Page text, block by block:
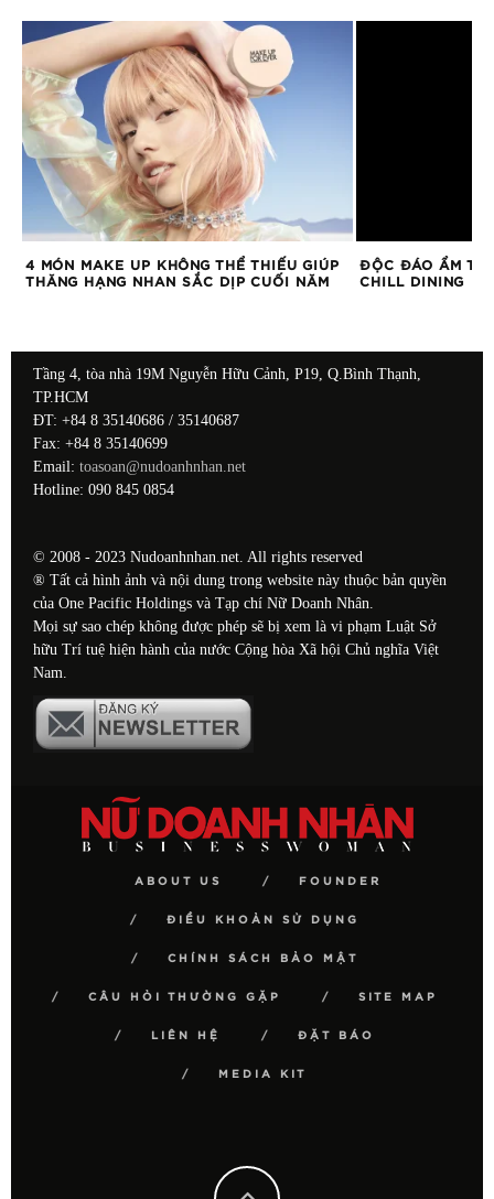
4 MÓN MAKE UP KHÔNG THỂ THIẾU GIÚP
THĂNG HẠNG NHAN SẮC DỊP CUỐI NĂM
ĐỘC ĐÁO ẨM
CHILL DINING
Tầng 4, tòa nhà 19M Nguyễn Hữu Cảnh, P19, Q.Bình Thạnh,
TP.HCM
ĐT: +84 8 35140686 / 35140687
Fax: +84 8 35140699
Email: toasoan@nudoanhnhan.net
Hotline: 090 845 0854
© 2008 - 2023 Nudoanhnhan.net. All rights reserved
® Tất cả hình ảnh và nội dung trong website này thuộc bản quyền
của One Pacific Holdings và Tạp chí Nữ Doanh Nhân.
Mọi sự sao chép không được phép sẽ bị xem là vi phạm Luật Sở
hữu Trí tuệ hiện hành của nước Cộng hòa Xã hội Chủ nghĩa Việt
Nam.
ABOUT US FOUNDER
ĐIỀU KHOẢN SỬ DỤNG
CHÍNH SÁCH BẢO MẬT
CÂU HỎI THƯỜNG GẶP SITE MAP
LIÊN HỆ ĐẶT BÁO
MEDIA KIT